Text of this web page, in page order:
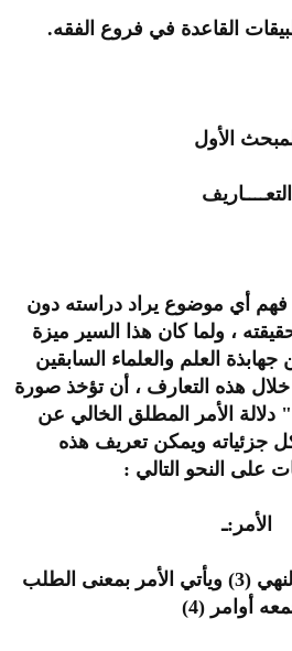
القاعدة في فروع الفقه.
الأول
التعــــاريف
فهم أي موضوع يراد دراسته دون
، ولما كان هذا السير ميزة
العلم والعلماء السابقين
هذه التعارف ، أن تؤخذ صورة
الأمر المطلق الخالي عن
جزئياته ويمكن تعريف هذه
على النحو التالي :
الأمر:ـ
في اللغة : والأمر ضد النهي (3) ويأتي الأمر بمعنى الطلب
أوامر (4)